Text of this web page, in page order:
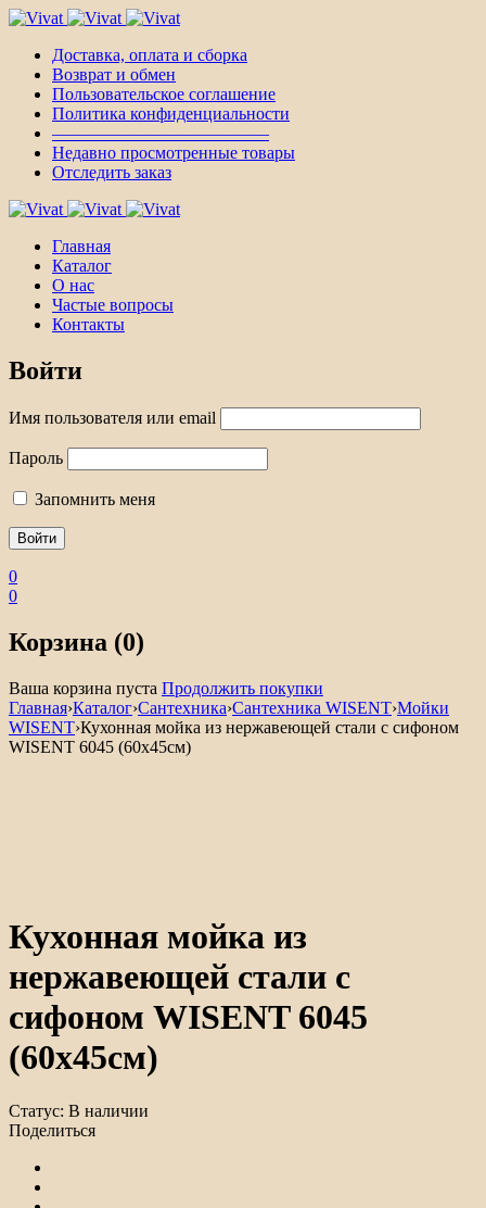
Доставка, оплата и сборка
Возврат и обмен
Пользовательское соглашение
Политика конфиденциальности
————————————–
Недавно просмотренные товары
Отследить заказ
Главная
Каталог
О нас
Частые вопросы
Контакты
Войти
Имя пользователя или email
Пароль
Запомнить меня
0
0
Корзина (0)
Ваша корзина пуста Продолжить покупки
Главная›Каталог›Сантехника›Сантехника WISENT›Мойки
WISENT›Кухонная мойка из нержавеющей стали с сифоном
WISENT 6045 (60х45см)
Кухонная мойка из
нержавеющей стали с
сифоном WISENT 6045
(60х45см)
Статус: В наличии
Поделиться